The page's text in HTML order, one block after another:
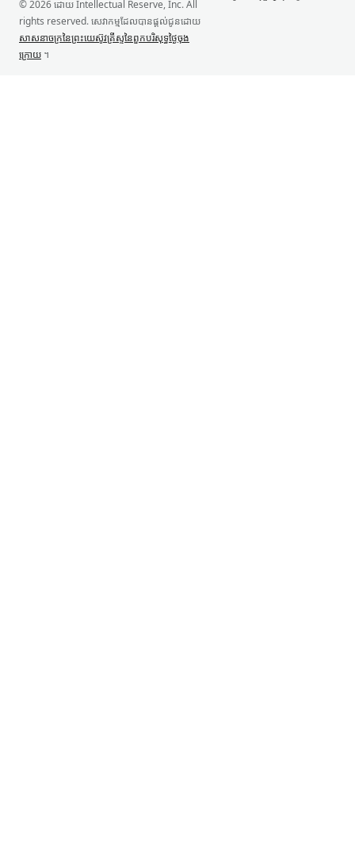
© 2026 ដោយ Intellectual Reserve, Inc. All
rights reserved. សេវាកម្ម​ដែល​បាន​ផ្ដល់​ជូន​ដោយ
សាសនាចក្រ​នៃ​ព្រះយេស៊ូវ​គ្រីស្ទ​នៃ​ពួកបរិសុទ្ធ​ថ្ងៃ​ចុង
ក្រោយ ។